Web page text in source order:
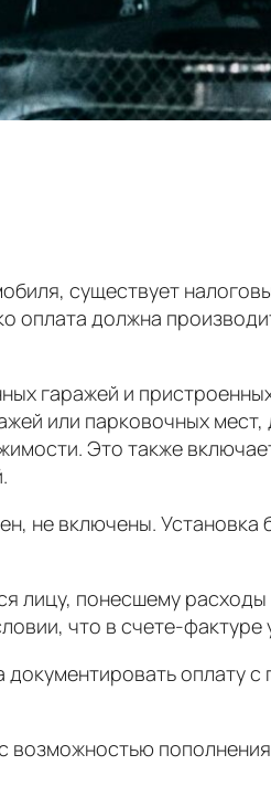
существует
оплата должна
гаражей и
или парковочных
Это также
включены. Установка
понесшему расходы
что в счете-
оплату с
пополнения